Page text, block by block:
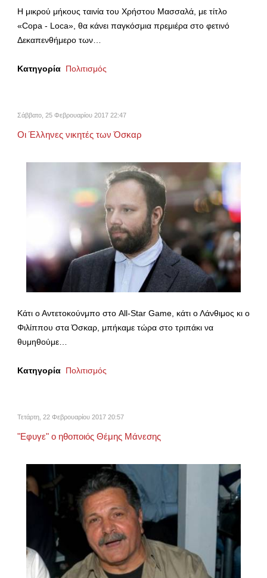
Η μικρού μήκους ταινία του Χρήστου Μασσαλά, με τίτλο
«Copa - Loca», θα κάνει παγκόσμια πρεμιέρα στο φετινό
Δεκαπενθήμερο των…
Κατηγορία Πολιτισμός
Σάββατο, 25 Φεβρουαρίου 2017 22:47
Οι Έλληνες νικητές των Όσκαρ
Κάτι ο Αντετοκούνμπο στο All-Star Game, κάτι ο Λάνθιμος κι ο
Φιλίππου στα Όσκαρ, μπήκαμε τώρα στο τριπάκι να
θυμηθούμε…
Κατηγορία Πολιτισμός
Τετάρτη, 22 Φεβρουαρίου 2017 20:57
"Εφυγε" ο ηθοποιός Θέμης Μάνεσης